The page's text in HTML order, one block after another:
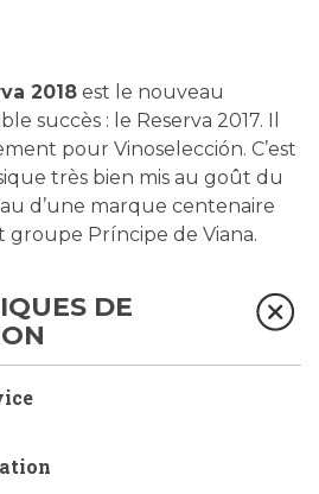
2018 est le nouveau
succès : le Reserva 2017. Il
pour Vinoselección. C’est
très bien mis au goût du
d’une marque centenaire
groupe Príncipe de Viana.
DE